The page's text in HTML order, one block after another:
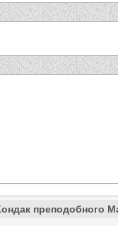
преподобного